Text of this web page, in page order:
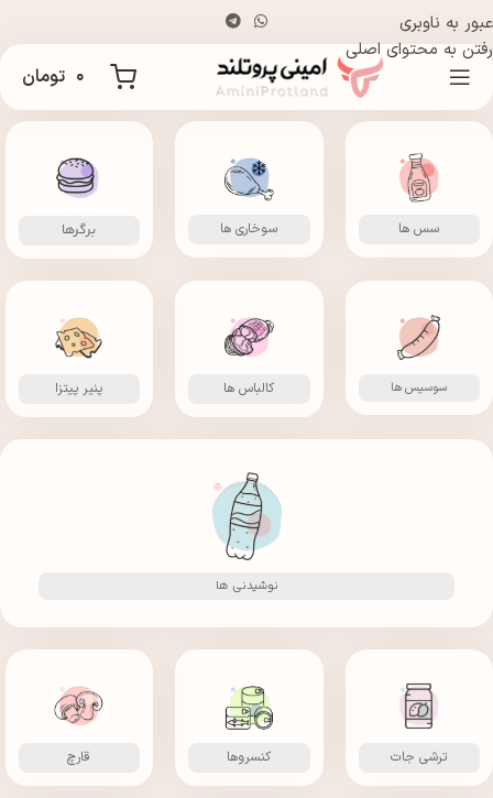
عبور به ناوبری
رفتن به محتوای اصلی
۰ تومان
سس ها سوخاری ها برگرها
سوسیس ها کالباس ها پنیر پیتزا
نوشیدنی ها
ترشی جات کنسروها قارچ